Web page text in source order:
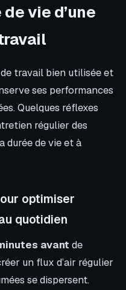
vie d’une
travail bien utilisée et
ses performances
Quelques réflexes
régulier des
durée de vie et à
optimiser
quotidien
avant de
un flux d’air régulier
se dispersent.